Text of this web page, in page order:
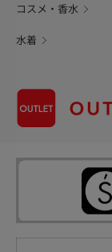
コスメ・香水
水着